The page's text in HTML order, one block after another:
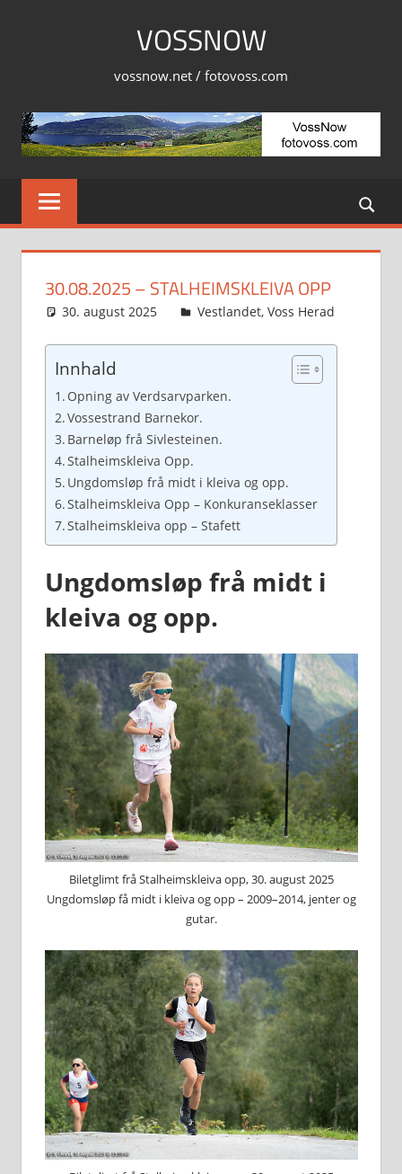
VOSSNOW
vossnow.net / fotovoss.com
30.08.2025 – STALHEIMSKLEIVA OPP
30. august 2025 Svein
Vestlandet, Voss Herad
Innhald
Opning av Verdsarvparken.
Vossestrand Barnekor.
Barneløp frå Sivlesteinen.
Stalheimskleiva Opp.
Ungdomsløp frå midt i kleiva og opp.
Stalheimskleiva Opp – Konkuranseklasser
Stalheimskleiva opp – Stafett
Ungdomsløp frå midt i
kleiva og opp.
Biletglimt frå Stalheimskleiva opp, 30. august 2025
Ungdomsløp få midt i kleiva og opp – 2009–2014, jenter og
gutar.